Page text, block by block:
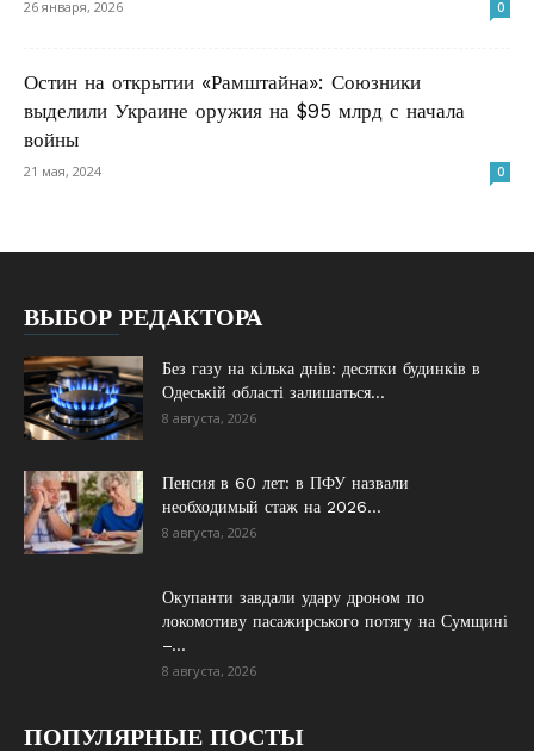
26 января, 2026 0
Остин на открытии «Рамштайна»: Союзники
выделили Украине оружия на $95 млрд с начала
войны
21 мая, 2024 0
ВЫБОР РЕДАКТОРА
Без газу на кілька днів: десятки будинків в
Одеській області залишаться...
8 августа, 2026
Пенсия в 60 лет: в ПФУ назвали
необходимый стаж на 2026...
8 августа, 2026
Окупанти завдали удару дроном по
локомотиву пасажирського потягу на Сумщині
–...
8 августа, 2026
ПОПУЛЯРНЫЕ ПОСТЫ